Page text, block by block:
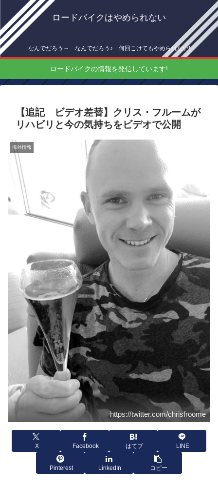
ロードバイクはやめられない
なんでだろう～ なんでだろう♪ 何回こけてもやめられない!
ロードバイクの情報を発信しています!
【追記 ビデオ差替】クリス・フルームが
リハビリと今の気持ちをビデオで公開
海外情報
https://twitter.com/chrisfroome
X Facebook はてブ LINE
Pinterest LinkedIn コピー